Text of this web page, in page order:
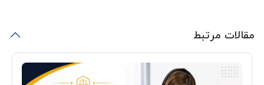
مقالات مرتبط